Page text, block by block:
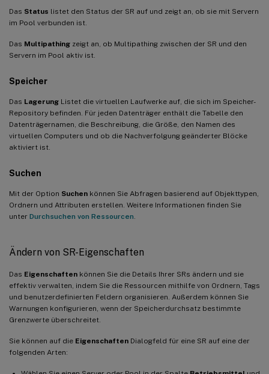
Das Status listet den Status der SR auf und zeigt an, ob sie mit Servern
im Pool verbunden ist.
Das Multipathing zeigt an, ob Multipathing zwischen der SR und den
Servern im Pool aktiv ist.
Speicher
Das Lagerung Listet die virtuellen Laufwerke auf, die sich im Speicher-
Repository befinden. Für jeden Datenträger enthält die Tabelle den
Datenträgernamen, die Beschreibung, die Größe, den Namen des
virtuellen Computers und ob die Nachverfolgung geänderter Blöcke
aktiviert ist.
Suchen
Mit der Option Suchen können Sie Abfragen basierend auf Objekttypen,
Ordnern und Attributen erstellen. Weitere Informationen finden Sie
unter Durchsuchen von Ressourcen
Ändern von SR-Eigenschaften
Das Eigenschaften können Sie die Details Ihrer SRs ändern und sie
effektiv verwalten, indem Sie die Ressourcen mithilfe von Ordnern, Tags
und benutzerdefinierten Feldern organisieren. Außerdem können Sie
Warnungen konfigurieren, wenn der Speicherdurchsatz bestimmte
Grenzwerte überschreitet.
Sie können auf die Eigenschaften Dialogfeld für eine SR auf eine der
folgenden Arten: